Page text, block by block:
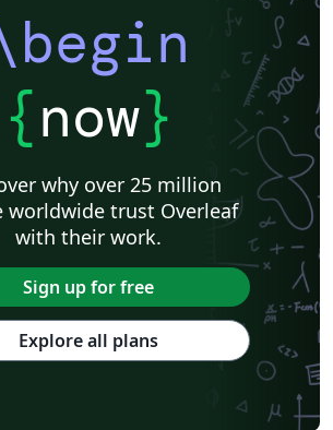
{now}
why over 25 million
worldwide trust Overleaf
with their work.
Sign up for free
Explore all plans